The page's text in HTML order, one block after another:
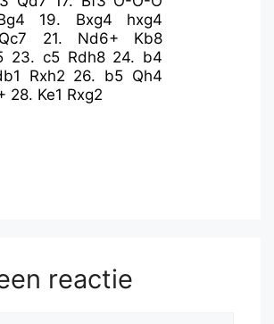
19. Bxg4
hxg4
Qc7 21. Nd6+
Kb8
23. c5 Rdh8 24. b4
Rxh2 26. b5 Qh4
28. Ke1 Rxg2
reactie